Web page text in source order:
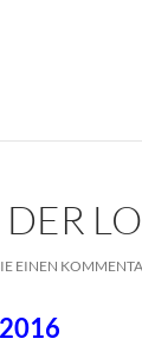
EINEN